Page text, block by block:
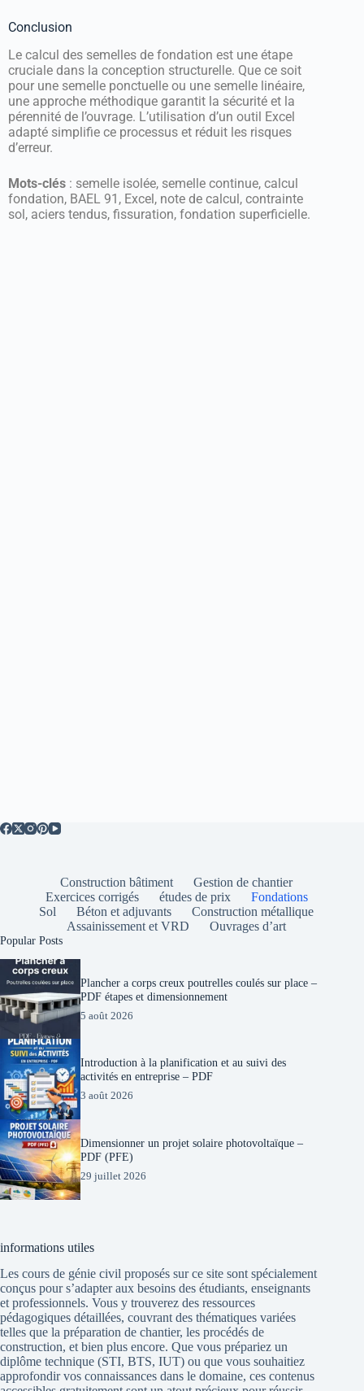
Conclusion
Le calcul des semelles de fondation est une étape
cruciale dans la conception structurelle. Que ce soit
pour une semelle ponctuelle ou une semelle linéaire,
une approche méthodique garantit la sécurité et la
pérennité de l’ouvrage. L’utilisation d’un outil Excel
adapté simplifie ce processus et réduit les risques
d’erreur.
Mots-clés : semelle isolée, semelle continue, calcul
fondation, BAEL 91, Excel, note de calcul, contrainte
sol, aciers tendus, fissuration, fondation superficielle.
Construction bâtiment
Gestion de chantier
Exercices corrigés
études de prix
Fondations
Sol
Béton et adjuvants
Construction métallique
Assainissement et VRD
Ouvrages d’art
Popular Posts
Plancher a corps creux poutrelles coulés sur place –
PDF étapes et dimensionnement
5 août 2026
Introduction à la planification et au suivi des
activités en entreprise – PDF
3 août 2026
Dimensionner un projet solaire photovoltaïque –
PDF (PFE)
29 juillet 2026
informations utiles
Les cours de génie civil proposés sur ce site sont spécialement
conçus pour s’adapter aux besoins des étudiants, enseignants
et professionnels. Vous y trouverez des ressources
pédagogiques détaillées, couvrant des thématiques variées
telles que la préparation de chantier, les procédés de
construction, et bien plus encore. Que vous prépariez un
diplôme technique (STI, BTS, IUT) ou que vous souhaitiez
approfondir vos connaissances dans le domaine, ces contenus